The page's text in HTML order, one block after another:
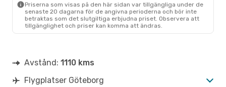
Priserna som visas på den här sidan var tillgängliga under de
senaste 20 dagarna för de angivna perioderna och bör inte
betraktas som det slutgiltiga erbjudna priset. Observera att
tillgänglighet och priser kan komma att ändras.
Avstånd: 1110 kms
Flygplatser Göteborg